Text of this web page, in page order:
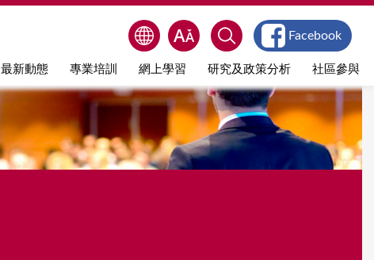
最新動態 專業培訓 網上學習 研究及政策分析 社區參與
Facebook